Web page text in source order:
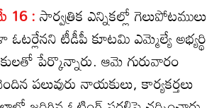
16 :సార్వత్రిక ఎన్నికల్లో గెలుపోటములు
టీడీపీ కూటమి ఎమ్మెల్యే అభ్యర్థి
పేర్కొన్నారు. ఆమె గురువారం
పలువురు నాయకులు, కార్యకర్తలు